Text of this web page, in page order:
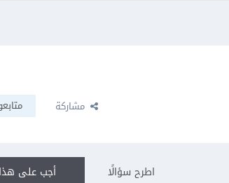
مشاركة
أجب على اطرح سؤالًا